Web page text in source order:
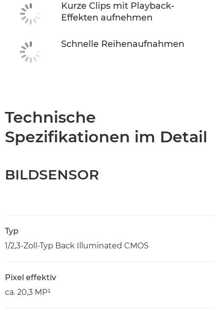
Kurze Clips mit Playback-
Effekten aufnehmen
Schnelle Reihenaufnahmen
Technische
Spezifikationen im Detail
BILDSENSOR
Typ
1/2,3-Zoll-Typ Back Illuminated CMOS
Pixel effektiv
ca. 20,3 MP¹